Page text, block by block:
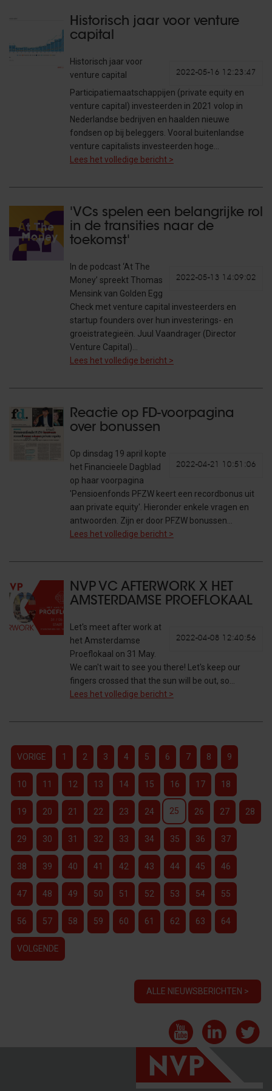
Historisch jaar voor venture
capital
2022-05-16 12:23:47
Historisch jaar voor
venture capital
Participatiemaatschappijen (private equity en
venture capital) investeerden in 2021 volop in
Nederlandse bedrijven en haalden nieuwe
fondsen op bij beleggers. Vooral buitenlandse
venture capitalists investeerden hoge…
Lees het volledige bericht >
'VCs spelen een belangrijke rol
in de transities naar de
toekomst'
2022-05-13 14:09:02
In de podcast ‘At The
Money’ spreekt Thomas
Mensink van Golden Egg
Check met venture capital investeerders en
startup founders over hun investerings- en
groeistrategieën. Juul Vaandrager (Director
Venture Capital)…
Lees het volledige bericht >
Reactie op FD-voorpagina
over bonussen
2022-04-21 10:51:06
Op dinsdag 19 april kopte
het Financieele Dagblad
op haar voorpagina
'Pensioenfonds PFZW keert een recordbonus uit
aan private equity'. Hieronder enkele vragen en
antwoorden. Zijn er door PFZW bonussen…
Lees het volledige bericht >
NVP VC AFTERWORK X HET
AMSTERDAMSE PROEFLOKAAL
2022-04-08 12:40:56
Let's meet after work at
het Amsterdamse
Proeflokaal on 31 May.
We can't wait to see you there! Let's keep our
fingers crossed that the sun will be out, so…
Lees het volledige bericht >
VORIGE 1 2 3 4 5 6 7 8 9
10 11 12 13 14 15 16 17 18
19 20 21 22 23 24 25 26 27 28
29 30 31 32 33 34 35 36 37
38 39 40 41 42 43 44 45 46
47 48 49 50 51 52 53 54 55
56 57 58 59 60 61 62 63 64
VOLGENDE
ALLE NIEUWSBERICHTEN >